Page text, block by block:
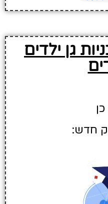
גן ילדים
חדש: